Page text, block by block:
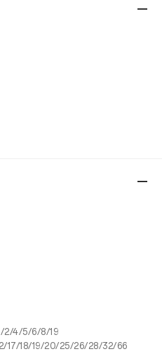
2/4/5/6/8/19
17/18/19/20/25/26/28/32/66